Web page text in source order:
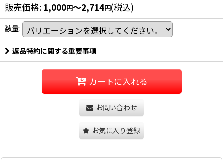
販売価格: 1,000円～2,714円(税込)
数量:
返品特約に関する重要事項
カートに入れる
お問い合わせ
お気に入り登録